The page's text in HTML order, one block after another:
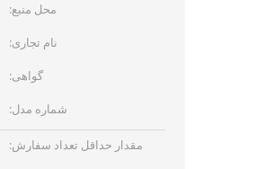
محل منبع:
نام تجاری:
گواهی:
شماره مدل:
مقدار حداقل تعداد سفارش: